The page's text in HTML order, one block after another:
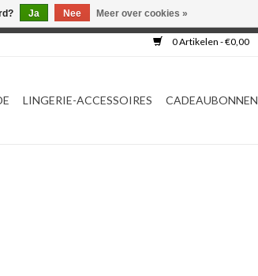
0 Artikelen - €0,00
LINGERIE-ACCESSOIRES CADEAUBONNEN
Ja Nee Meer over cookies »
.